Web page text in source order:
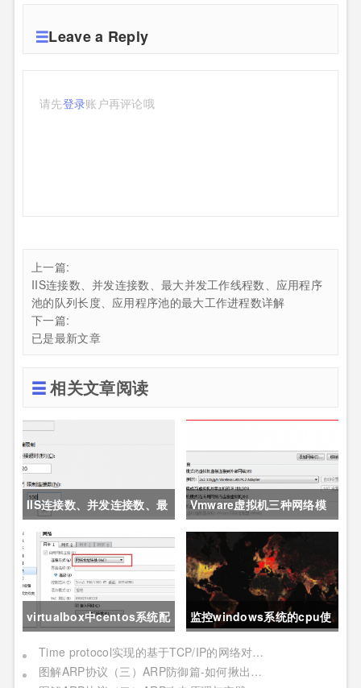
Leave a Reply
请先登录账户再评论哦
上一篇:
IIS连接数、并发连接数、最大并发工作线程数、应用程序
池的队列长度、应用程序池的最大工作进程数详解
下一篇:
已是最新文章
相关文章阅读
IIS连接数、并发连接数、最
大并发工作线程数、应用程
序池的队列长度、应用程序
池的最大工作进程数详解
Vmware虚拟机三种网络模
式详解
virtualbox中centos系统配
置nat+host only上网
监控windows系统的cpu使
用情况，python自动重启
IIS
Time protocol实现的基于TCP/IP的网络对时程序
图解ARP协议（三）ARP防御篇-如何揪出"内鬼"并"优雅的还手"？